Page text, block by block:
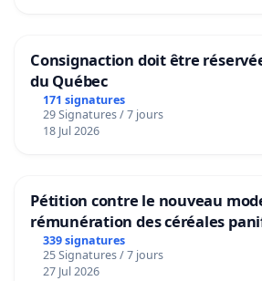
Consignaction doit être
du Québec
171 signatures
29 Signatures / 7 jours
18 Jul 2026
Pétition contre le nouveau
rémunération des céréales
granum basé sur la teneur en
339 signatures
25 Signatures / 7 jours
27 Jul 2026